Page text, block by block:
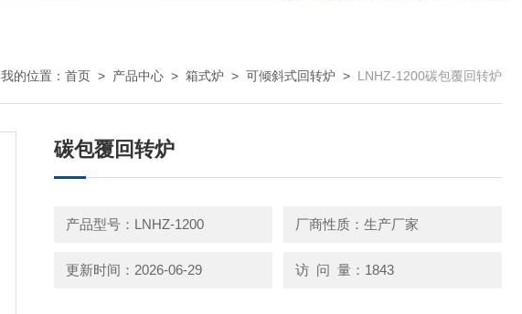
我的位置： 首页 > 产品中心 > 箱式炉 > 可倾斜式回转炉 > LNHZ-1200碳包覆回转炉
碳包覆回转炉
产品型号：LNHZ-1200 厂商性质：生产厂家
更新时间：2026-06-29 访 问 量：1843